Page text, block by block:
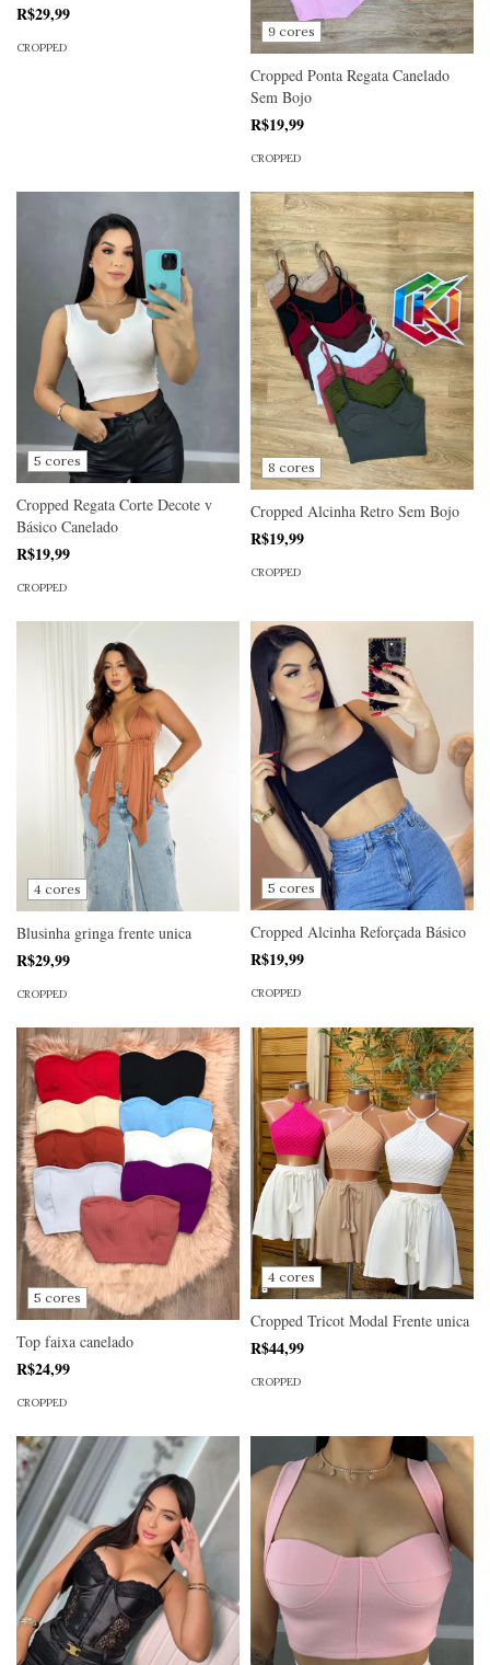
R$29,99
CROPPED
9 cores
Cropped Ponta Regata Canelado
Sem Bojo
R$19,99
CROPPED
5 cores
Cropped Regata Corte Decote v
Básico Canelado
R$19,99
CROPPED
8 cores
Cropped Alcinha Retro Sem Bojo
R$19,99
CROPPED
4 cores
Blusinha gringa frente unica
R$29,99
CROPPED
5 cores
Cropped Alcinha Reforçada Básico
R$19,99
CROPPED
5 cores
Top faixa canelado
R$24,99
CROPPED
4 cores
Cropped Tricot Modal Frente unica
R$44,99
CROPPED